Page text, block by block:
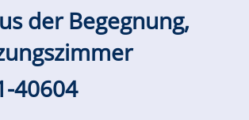
der Begegnung,
40604